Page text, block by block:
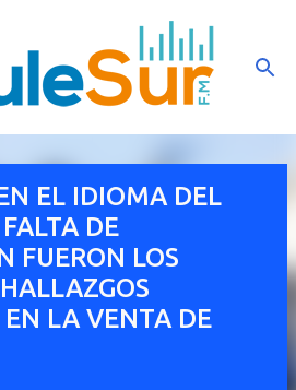
principal
EL IDIOMA DEL
DE
FUERON LOS
EN LA VENTA DE